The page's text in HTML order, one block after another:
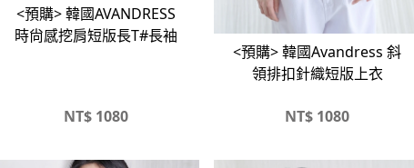
<預購> 韓國AVANDRESS
時尙感挖肩短版長T#長袖
NT$ 1080
<預購> 韓國Avandress 斜
領排扣針織短版上衣
NT$ 1080